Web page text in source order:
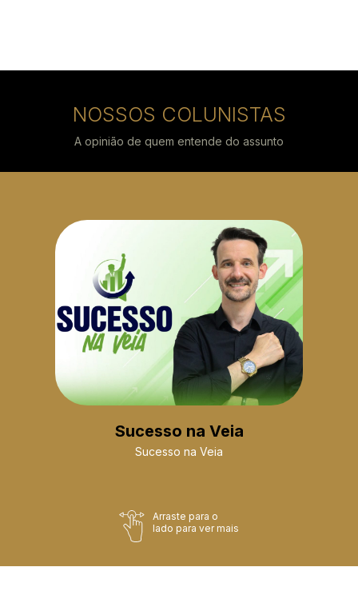
NOSSOS COLUNISTAS
A opinião de quem entende do assunto
Sucesso na Veia
Sucesso na Veia
Arraste para o
lado para ver mais